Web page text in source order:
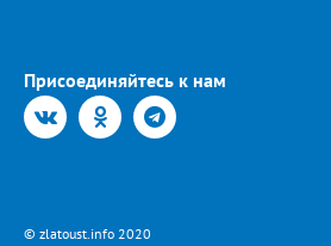
Присоединяйтесь к нам
© zlatoust.info 2020